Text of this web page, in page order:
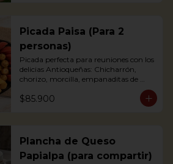
Picada Paisa (Para 2
personas)
Picada perfecta para reuniones con los
delicias Antioqueñas: Chicharrón,
chorizo, morcilla, empanaditas de
acompañada de arepas, limón y
$85.900
Plancha de Queso
Papialpa (para compartir)